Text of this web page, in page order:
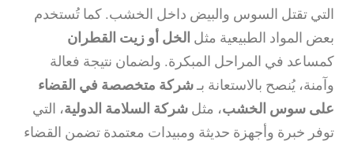
التي تقتل السوس والبيض داخل الخشب. كما تُستخدم
بعض المواد الطبيعية مثل الخل أو زيت القطران
كمساعد في المراحل المبكرة. ولضمان نتيجة فعالة
وآمنة، يُنصح بالاستعانة بـشركة متخصصة في القضاء
على سوس الخشب، مثل شركة السلامة الدولية، التي
توفر خبرة وأجهزة حديثة ومبيدات معتمدة تضمن القضاء